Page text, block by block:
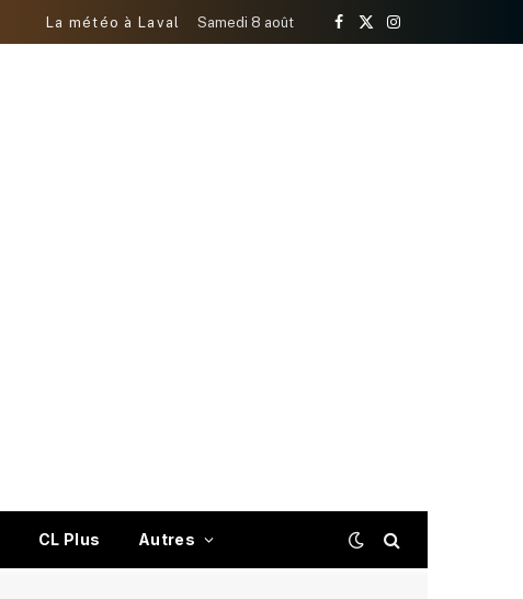
La météo à Laval Samedi 8 août
Facebook
X
Instagram
CL Plus Autres